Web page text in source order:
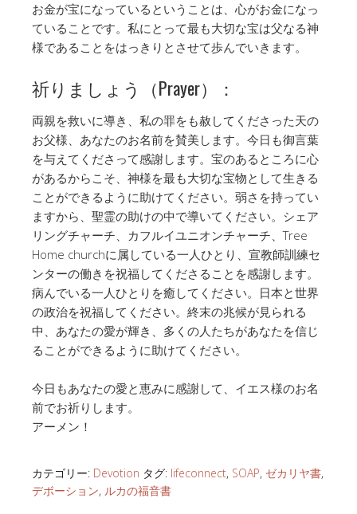
お金が宝になっているということは、心がお金になっ
ていることです。私にとって最も大切な宝は父なる神
様であることをはっきりとさせて歩んでいきます。
祈りましょう（Prayer）：
両親を救いに導き、私の罪をも赦してくださった天の
お父様、あなたのお名前を賛美します。今日も御言葉
を与えてくださって感謝します。宝のあるところに心
があるからこそ、神様を最も大切な宝物として生きる
ことができるように助けてください。弱さを持ってい
ますから、聖霊の助けの中で導いてください。シェア
リングチャーチ、カフルイユニオンチャーチ、Tree
Home churchに属している一人ひとり、宣教師訓練セ
ンターの働きを祝福してくださることを感謝します。
病んでいる一人ひとりを癒してください。日本と世界
の政治を祝福してください。終末の兆候が見られる
中、あなたの愛が輝き、多くの人たちがあなたを信じ
ることができるように助けてください。
今日もあなたの愛と恵みに感謝して、イエス様のお名
前でお祈りします。
アーメン！
カテゴリー: Devotion タグ: lifeconnect, SOAP, ゼカリヤ書,
デボーション, ルカの福音書